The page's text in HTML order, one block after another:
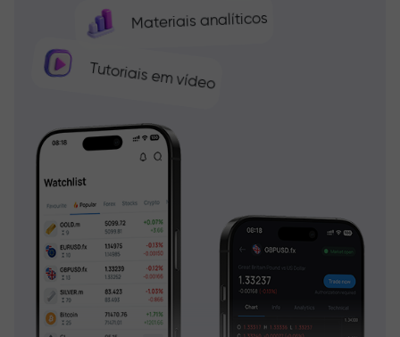
Materiais analíticos
Tutoriais em vídeo